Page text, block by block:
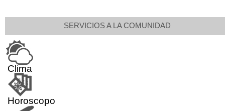
SERVICIOS A LA COMUNIDAD
Clima
Horoscopo